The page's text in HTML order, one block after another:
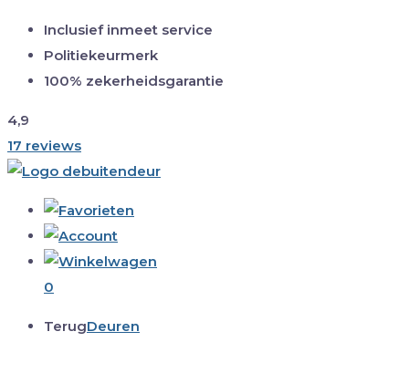
Inclusief inmeet service
Politiekeurmerk
100% zekerheidsgarantie
4,9
17 reviews
0
TerugDeuren